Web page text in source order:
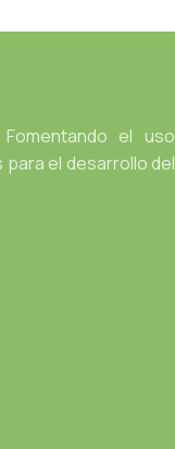
el uso
el desarrollo del